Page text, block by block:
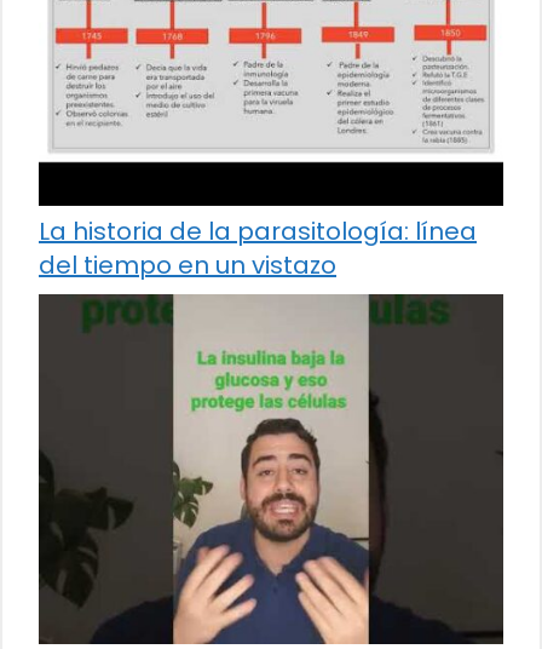
La historia de la parasitología: línea
del tiempo en un vistazo